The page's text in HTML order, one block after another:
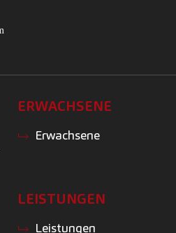
ERWACHSENE
Erwachsene
LEISTUNGEN
Leistungen